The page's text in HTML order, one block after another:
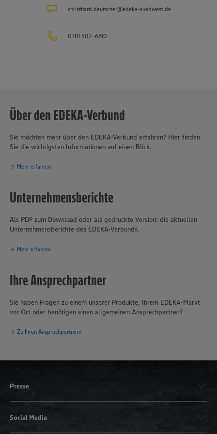
christhard.deutscher@edeka-suedwest.de
0781 502-6610
Über den EDEKA-Verbund
Sie möchten mehr über den EDEKA-Verbund erfahren? Hier finden
Sie die wichtigsten Informationen auf einen Blick.
Mehr erfahren
Unternehmensberichte
Als PDF zum Download oder als gedruckte Version: die aktuellen
Unternehmensberichte des EDEKA-Verbunds.
Mehr erfahren
Ihre Ansprechpartner
Sie haben Fragen zu einem unserer Produkte, Ihrem EDEKA-Markt
vor Ort oder benötigen einen allgemeinen Ansprechpartner?
Zu Ihren Ansprechpartnern
Presse
Social Media